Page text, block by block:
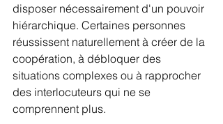
disposer nécessairement d'un pouvoir
hiérarchique. Certaines personnes
réussissent naturellement à créer de la
coopération, à débloquer des
situations complexes ou à rapprocher
des interlocuteurs qui ne se
comprennent plus.